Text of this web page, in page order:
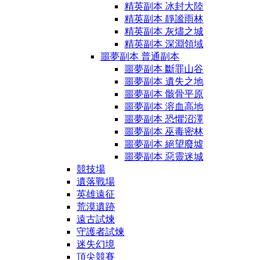
精英副本 冰封大陸
精英副本 靜謐雨林
精英副本 灰燼之城
精英副本 深淵領域
噩夢副本 普通副本
噩夢副本 斷罪山谷
噩夢副本 遺失之地
噩夢副本 骸骨平原
噩夢副本 溶血高地
噩夢副本 恐懼沼澤
噩夢副本 巫毒密林
噩夢副本 絕望廢墟
噩夢副本 惡靈迷城
競技場
遺落戰場
英雄遠征
荒漠遺跡
遠古試煉
守護者試煉
迷失幻境
頂尖競賽